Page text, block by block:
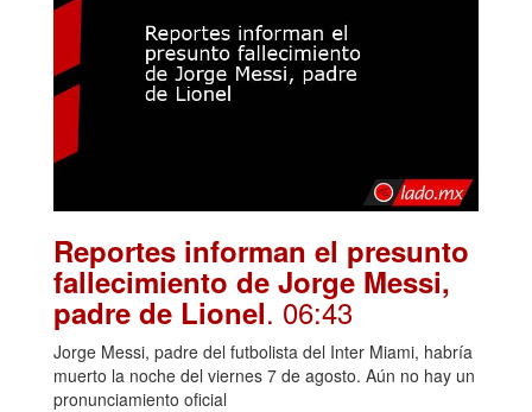
Reportes informan el presunto
fallecimiento de Jorge Messi,
padre de Lionel. 06:43
Jorge Messi, padre del futbolista del Inter Miami, habría
muerto la noche del viernes 7 de agosto. Aún no hay un
pronunciamiento oficial